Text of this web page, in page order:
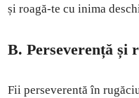
și roagă-te cu inima
B. Perseverență și
Fii perseverentă în